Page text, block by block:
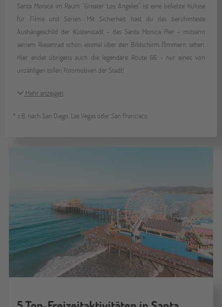
Santa Monica im Raum "Greater Los Angeles" ist eine beliebte Kulisse
für Filme und Serien. Mit Sicherheit hast du das berühmteste
Aushängeschild der Küstenstadt - das Santa Monica Pier - mitsamt
seinem Riesenrad schon einmal über den Bildschirm flimmern sehen.
Hier endet übrigens auch die legendäre Route 66 - nur eines von
unzähligen tollen Fotomotiven der Stadt!
Mehr anzeigen
* z.B. nach San Diego, Las Vegas oder San Francisco